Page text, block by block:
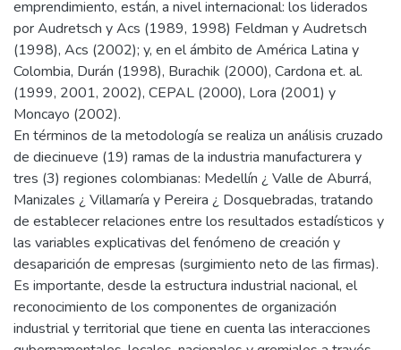
emprendimiento, están, a nivel internacional: los liderados
por Audretsch y Acs (1989, 1998) Feldman y Audretsch
(1998), Acs (2002); y, en el ámbito de América Latina y
Colombia, Durán (1998), Burachik (2000), Cardona et. al.
(1999, 2001, 2002), CEPAL (2000), Lora (2001) y
Moncayo (2002).
En términos de la metodología se realiza un análisis cruzado
de diecinueve (19) ramas de la industria manufacturera y
tres (3) regiones colombianas: Medellín ¿ Valle de Aburrá,
Manizales ¿ Villamaría y Pereira ¿ Dosquebradas, tratando
de establecer relaciones entre los resultados estadísticos y
las variables explicativas del fenómeno de creación y
desaparición de empresas (surgimiento neto de las firmas).
Es importante, desde la estructura industrial nacional, el
reconocimiento de los componentes de organización
industrial y territorial que tiene en cuenta las interacciones